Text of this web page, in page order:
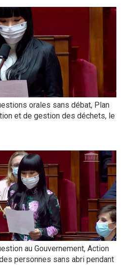
orales sans débat, Plan
et de gestion des déchets, le
au Gouvernement, Action
personnes sans abri pendant